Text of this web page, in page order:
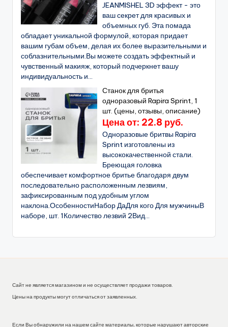
JEANMISHEL 3D эффект - это
ваш секрет для красивых и
объемных губ. Эта помада
обладает уникальной формулой, которая придает
вашим губам объем, делая их более выразительными и
соблазнительными.Вы можете создать эффектный и
чувственный макияж, который подчеркнет вашу
индивидуальность и...
Станок для бритья
одноразовый Rapira Sprint, 1
шт. (цены, отзывы, описание)
Цена от: 22.8 руб.
Одноразовые бритвы Rapira
Sprint изготовлены из
высококачественной стали.
Бреющая головка
обеспечивает комфортное бритье благодаря двум
последовательно расположенным лезвиям,
зафиксированным под удобным углом
наклона.ОсобенностиНабор ДаДля кого Для мужчиныВ
наборе, шт. 1Количество лезвий 2Вид...
Сайт не является магазином и не осуществляет продажи товаров.
Цены на продукты могут отличаться от заявленных.
Если Вы обнаружили на нашем сайте материалы, которые нарушают авторские